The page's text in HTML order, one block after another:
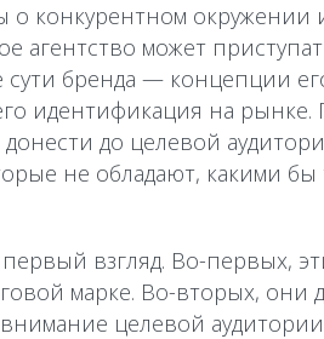
конкурентном окружении
агентство может
сути бренда — концепции
идентификация на рынке.
до целевой
не обладают, какими
взгляд. Во-первых,
марке. Во-вторых, они
целевой